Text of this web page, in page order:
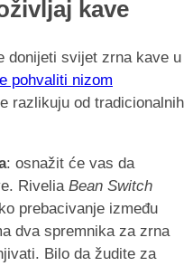
kave
donijeti svijet zrna kave u
pohvaliti nizom
razlikuju od tradicionalnih
: osnažit će vas da
Rivelia Bean Switch
prebacivanje između
dva spremnika za zrna
Bilo da žudite za